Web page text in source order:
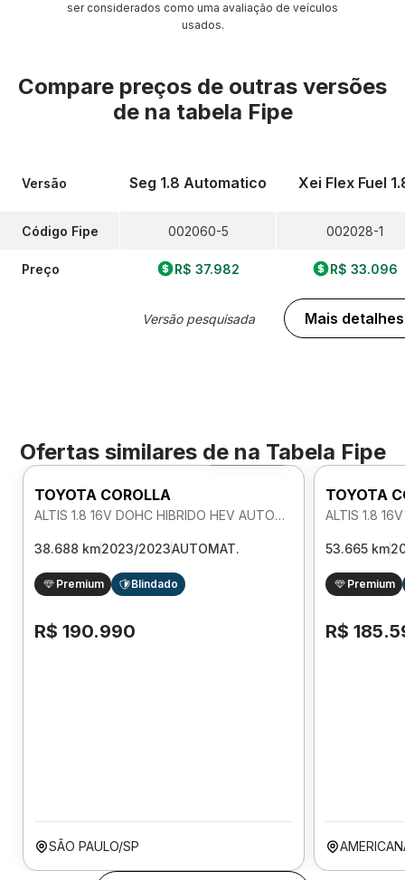
ser considerados como uma avaliação de veículos
usados.
Compare preços de outras versões
de na tabela Fipe
Versão
Código Fipe
Preço
Seg 1.8 Automatico
002060-5
R$ 37.982
Versão pesquisada
Xei Flex Fuel
002028-1
R$ 33.096
Mais detalhes
Ofertas similares de na Tabela Fipe
Foto 360º
TOYOTA COROLLA
ALTIS 1.8 16V DOHC HIBRIDO HEV AUTOMATICO
38.688 km2023/2023AUTOMAT.
Premium Blindado
R$ 190.990
SÃO PAULO/SP
TOYOTA
53.665 km
Premium
R$